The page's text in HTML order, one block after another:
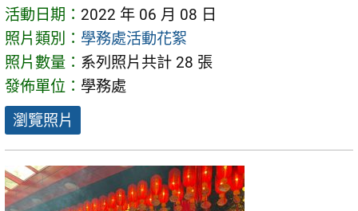
活動日期： 2022 年 06 月 08 日
照片類別： 學務處活動花絮
照片數量： 系列照片共計 28 張
發佈單位： 學務處
瀏覽照片